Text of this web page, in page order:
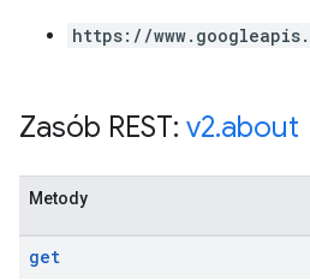
https://
Zasób REST: v2.about
Metody
get